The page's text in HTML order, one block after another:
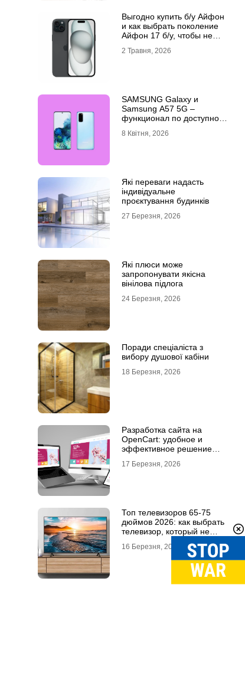
Выгодно купить б/у Айфон
и как выбрать поколение
Айфон 17 б/у, чтобы не
2 Травня, 2026
SAMSUNG Galaxy и
Samsung A57 5G –
функционал по доступной
8 Квітня, 2026
Які переваги надасть
індивідуальне
проєктування будинків
27 Березня, 2026
Які плюси може
запропонувати якісна
вінілова підлога
24 Березня, 2026
Поради спеціаліста з
вибору душової кабіни
18 Березня, 2026
Разработка сайта на
OpenCart: удобное и
эффективное решение
17 Березня, 2026
Топ телевизоров 65-75
дюймов 2026: как выбрать
телевизор, который не
16 Березня, 2026